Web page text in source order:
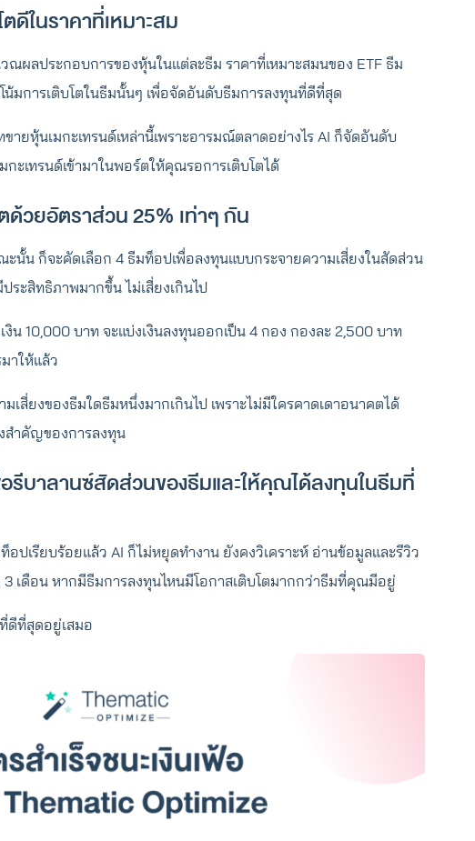
ดีในราคาที่เหมาะสม
ณผลประกอบการของหุ้นในแต่ละธีม ราคาที่เหมาะสมนของ ETF ธีม
มการเติบโตในธีมนั้นๆ เพื่อจัดอันดับธีมการลงทุนที่ดีที่สุด
ายหุ้นเมกะเทรนด์เหล่านี้เพราะอารมณ์ตลาดอย่างไร AI ก็จัดอันดับ
ะเทรนด์เข้ามาในพอร์ตให้คุณรอการเติบโตได้
ด้วยอัตราส่วน 25% เท่าๆ กัน
นั้น ก็จะคัดเลือก 4 ธีมท็อปเพื่อลงทุนแบบกระจายความเสี่ยงในสัดส่วน
ะสิทธิภาพมากขึ้น ไม่เสี่ยงเกินไป
น 10,000 บาท จะแบ่งเงินลงทุนออกเป็น 4 กอง กองละ 2,500 บาท
าให้แล้ว
สี่ยงของธีมใดธีมหนึ่งมากเกินไป เพราะไม่มีใครคาดเดาอนาคตได้
สำคัญของการลงทุน
รีบาลานซ์สัดส่วนของธีมและให้คุณได้ลงทุนในธีมที่
ปเรียบร้อยแล้ว AI ก็ไม่หยุดทำงาน ยังคงวิเคราะห์ อ่านข้อมูลและรีวิว
เดือน หากมีธีมการลงทุนไหนมีโอกาสเติบโตมากกว่าธีมที่คุณมีอยู่
ดีที่สุดอยู่เสมอ